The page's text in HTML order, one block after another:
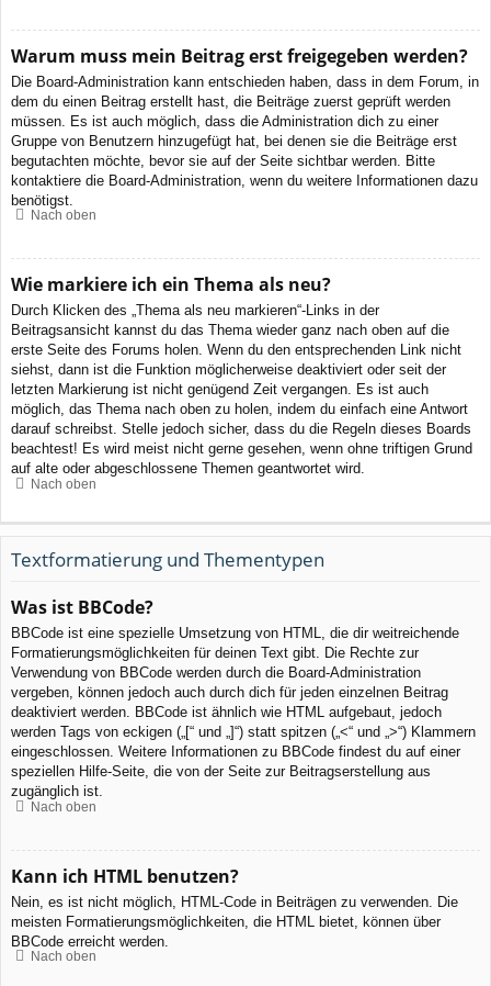
Warum muss mein Beitrag erst freigegeben werden?
Die Board-Administration kann entschieden haben, dass in dem Forum, in
dem du einen Beitrag erstellt hast, die Beiträge zuerst geprüft werden
müssen. Es ist auch möglich, dass die Administration dich zu einer
Gruppe von Benutzern hinzugefügt hat, bei denen sie die Beiträge erst
begutachten möchte, bevor sie auf der Seite sichtbar werden. Bitte
kontaktiere die Board-Administration, wenn du weitere Informationen dazu
benötigst.
Nach oben
Wie markiere ich ein Thema als neu?
Durch Klicken des „Thema als neu markieren“-Links in der
Beitragsansicht kannst du das Thema wieder ganz nach oben auf die
erste Seite des Forums holen. Wenn du den entsprechenden Link nicht
siehst, dann ist die Funktion möglicherweise deaktiviert oder seit der
letzten Markierung ist nicht genügend Zeit vergangen. Es ist auch
möglich, das Thema nach oben zu holen, indem du einfach eine Antwort
darauf schreibst. Stelle jedoch sicher, dass du die Regeln dieses Boards
beachtest! Es wird meist nicht gerne gesehen, wenn ohne triftigen Grund
auf alte oder abgeschlossene Themen geantwortet wird.
Nach oben
Textformatierung und Thementypen
Was ist BBCode?
BBCode ist eine spezielle Umsetzung von HTML, die dir weitreichende
Formatierungsmöglichkeiten für deinen Text gibt. Die Rechte zur
Verwendung von BBCode werden durch die Board-Administration
vergeben, können jedoch auch durch dich für jeden einzelnen Beitrag
deaktiviert werden. BBCode ist ähnlich wie HTML aufgebaut, jedoch
werden Tags von eckigen („[“ und „]“) statt spitzen („<“ und „>“) Klammern
eingeschlossen. Weitere Informationen zu BBCode findest du auf einer
speziellen Hilfe-Seite, die von der Seite zur Beitragserstellung aus
zugänglich ist.
Nach oben
Kann ich HTML benutzen?
Nein, es ist nicht möglich, HTML-Code in Beiträgen zu verwenden. Die
meisten Formatierungsmöglichkeiten, die HTML bietet, können über
BBCode erreicht werden.
Nach oben